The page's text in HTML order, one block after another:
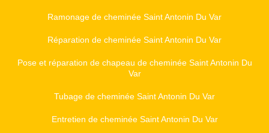
Ramonage de cheminée Saint Antonin Du Var
Réparation de cheminée Saint Antonin Du Var
Pose et réparation de chapeau de cheminée Saint Antonin Du
Var
Tubage de cheminée Saint Antonin Du Var
Entretien de cheminée Saint Antonin Du Var